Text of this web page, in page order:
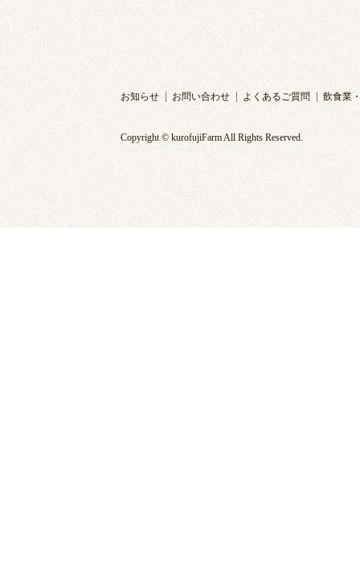
お知らせ お問い合わせ よくあるご質問 飲食業
Copyright © kurofujiFarm All Rights Reserved.